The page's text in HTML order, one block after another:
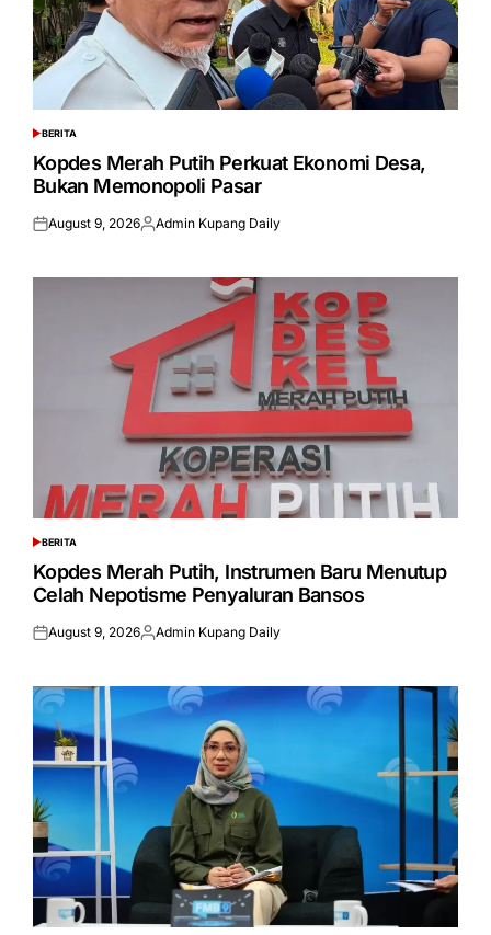
POSTED
IN
BERITA
Kopdes Merah Putih Perkuat Ekonomi Desa,
Bukan Memonopoli Pasar
Posted
August 9, 2026Posted
Admin Kupang Daily
POSTED
IN
BERITA
Kopdes Merah Putih, Instrumen Baru Menutup
Celah Nepotisme Penyaluran Bansos
Posted
August 9, 2026Posted
Admin Kupang Daily